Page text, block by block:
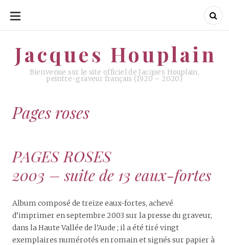
ALLER
CONTENU
Jacques Houplain
Bienvenue sur le site officiel de Jacques Houplain,
peintre-graveur français (1920 – 2020)
Jacques Houplain
Pages roses
PAGES ROSES
2003 – suite de 13 eaux-fortes
Album composé de treize eaux-fortes, achevé
d’imprimer en septembre 2003 sur la presse du graveur,
dans la Haute Vallée de l’Aude ; il a été tiré vingt
exemplaires numérotés en romain et signés sur papier à